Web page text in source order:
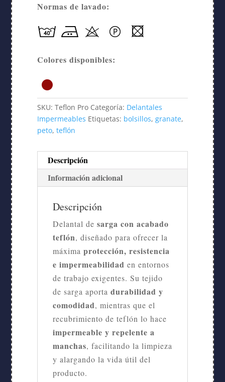
Normas de lavado:
Colores disponibles:
SKU: Teflon Pro Categoría: Delantales
Impermeables Etiquetas: bolsillos, granate,
peto, teflón
Descripción
Información adicional
Descripción
Delantal de sarga con acabado
teflón, diseñado para ofrecer la
máxima protección, resistencia
e impermeabilidad en entornos
de trabajo exigentes. Su tejido
de sarga aporta durabilidad y
comodidad, mientras que el
recubrimiento de teflón lo hace
impermeable y repelente a
manchas, facilitando la limpieza
y alargando la vida útil del
producto.